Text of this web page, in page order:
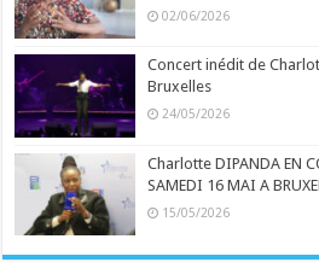
02/06/2026
Concert inédit de
Bruxelles
24/05/2026
Charlotte DIPANDA EN
SAMEDI 16 MAI A
15/05/2026